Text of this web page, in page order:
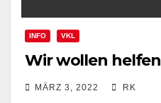
INFO VKL
Wir wollen helfen
MÄRZ 3, 2022 RK